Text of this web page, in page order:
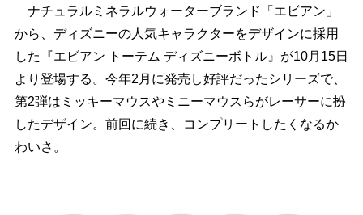
ナチュラルミネラルウォーターブランド「エビアン」
から、ディズニーの人気キャラクターをデザインに採用
した『エビアン トーテム ディズニーボトル』が10月15日
より登場する。今年2月に発売し好評だったシリーズで、
第2弾はミッキーマウスやミニーマウスらがレーサーに扮
したデザイン。前回に続き、コンプリートしたくなるか
わいさ。